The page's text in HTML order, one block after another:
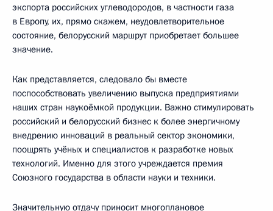
экспорта российских углеводородов, в частности газа
в Европу, их, прямо скажем, неудовлетворительное
состояние, белорусский маршрут приобретает большее
значение.
Как представляется, следовало бы вместе
поспособствовать увеличению выпуска предприятиями
наших стран наукоёмкой продукции. Важно стимулировать
российский и белорусский бизнес к более энергичному
внедрению инноваций в реальный сектор экономики,
поощрять учёных и специалистов к разработке новых
технологий. Именно для этого учреждается премия
Союзного государства в области науки и техники.
Значительную отдачу приносит многоплановое